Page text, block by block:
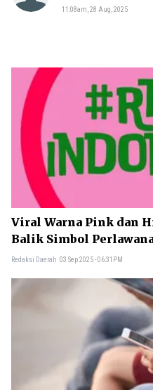
11:08am, 28 Aug, 2025
Viral Warna Pink dan
Balik Simbol
Redaksi Daerah 03 Sep 2025 - 06:31PM